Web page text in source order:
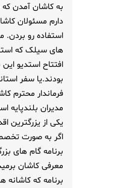
به کاشان آمدن که
دارم مسئولان
استفاده رو
های سیلک که
افتتاح استدیو
بودند.یا سفر
فرماندار محترم
مدیران بلندپایه
یکی از
اگر به صورت
برنامه گام های
معرفی کاشان
برنامه که